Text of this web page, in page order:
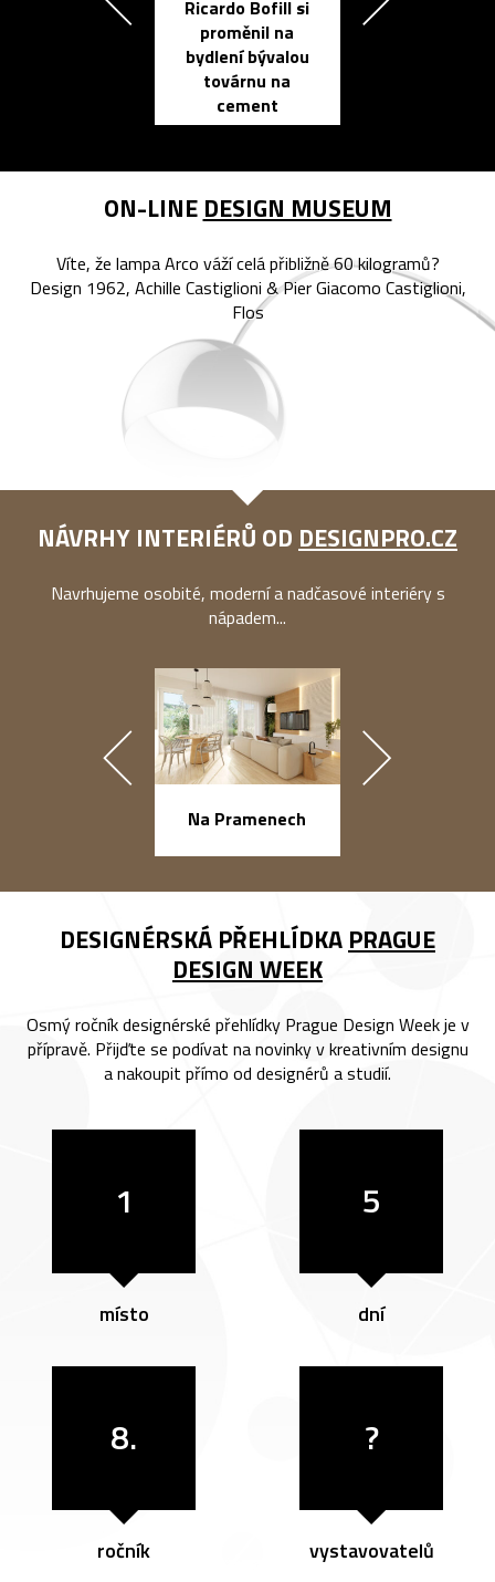
Ricardo Bofill si
proměnil na
bydlení bývalou
továrnu na
cement
ON-LINE DESIGN MUSEUM
Víte, že lampa Arco váží celá přibližně 60 kilogramů?
Design 1962, Achille Castiglioni & Pier Giacomo Castiglioni,
Flos
NÁVRHY INTERIÉRŮ OD DESIGNPRO.CZ
Navrhujeme osobité, moderní a nadčasové interiéry s
nápadem...
Na Pramenech
DESIGNÉRSKÁ PŘEHLÍDKA PRAGUE
DESIGN WEEK
Osmý ročník designérské přehlídky Prague Design Week je v
přípravě. Přijďte se podívat na novinky v kreativním designu
a nakoupit přímo od designérů a studií.
1
místo
5
dní
8.
ročník
?
vystavovatelů